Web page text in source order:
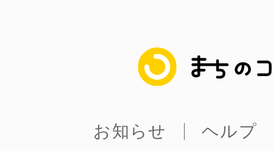
まちのコイン
お知らせ
ヘルプ